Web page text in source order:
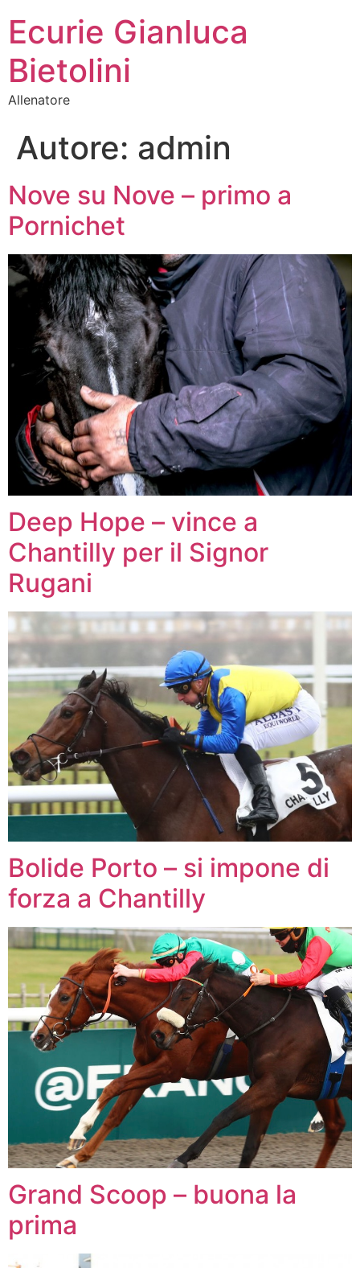
Ecurie Gianluca
Bietolini
Allenatore
Autore: admin
Nove su Nove – primo a
Pornichet
Deep Hope – vince a
Chantilly per il Signor
Rugani
Bolide Porto – si impone di
forza a Chantilly
Grand Scoop – buona la
prima